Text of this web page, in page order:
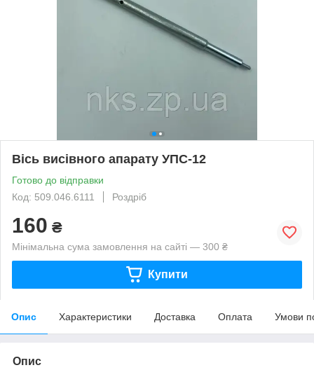
Вісь висівного апарату УПС-12
Готово до відправки
Код: 509.046.6111
Роздріб
160 ₴
Мінімальна сума замовлення на сайті — 300 ₴
Купити
Опис Характеристики Доставка Оплата Умови
Опис